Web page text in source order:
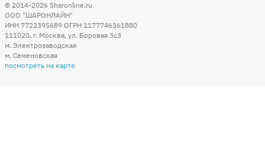
© 2014-2026 Sharonline.ru
ООО "ШАРОНЛАЙН"
ИНН 7722395689 ОГРН 1177746361880
111020, г. Москва, ул. Боровая 3c3
м. Электрозаводская
м. Семеновская
посмотреть на карте